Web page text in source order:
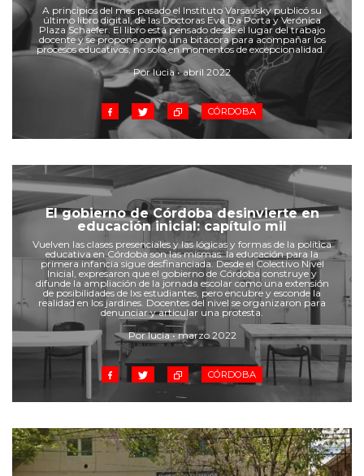
Cruz del Eje
Corredor de Ansenuza
La Carlota y zona
Laboulaye y sur
Bell Ville
Río Tercero
Despeñaderos
A principios del mes pasado el Instituto Varsavsky publicó su
último libro digital, de las Doctoras Eva Da Porta y Verónica
Plaza Schaefer. El libro está pensado desde el lugar del trabajo
docente y se propone como una bitácora para acompañar los
procesos educativos, no solo en momentos de excepcionalidad.
Por lucia • abril 2022
CÓRDOBA
El gobierno de Córdoba desinvierte en
educación inicial: capítulo mil
Vuelven las clases presenciales y las lógicas y formas de la política
educativa en Córdoba son las mismas: la educación para la
primera infancia sigue desfinanciada. Desde el Colectivo Nivel
Inicial, expresaron que el gobierno de Córdoba construye y
difunde la ampliación de la jornada escolar como una extensión
de posibilidades de lxs estudiantes, pero encubre y esconde la
realidad en los jardines. Docentes del nivel se organizaron para
denunciar y articular una protesta.
Por lucia • marzo 2022
CÓRDOBA